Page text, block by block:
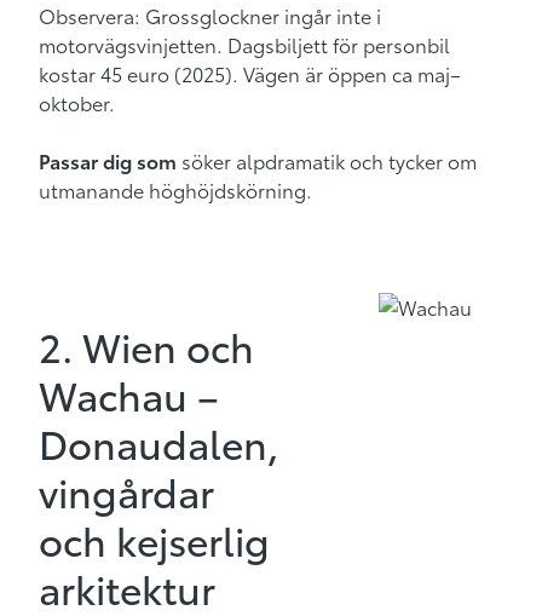
Observera: Grossglockner ingår inte i
motorvägsvinjetten. Dagsbiljett för personbil
kostar 45 euro (2025). Vägen är öppen ca maj–
oktober.
Passar dig som söker alpdramatik och tycker om
utmanande höghöjdskörning.
2. Wien och
Wachau –
Donaudalen,
vingårdar
och kejserlig
arkitektur